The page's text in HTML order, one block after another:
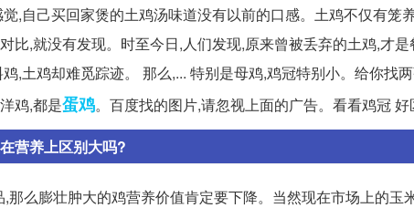
,自己买回家煲的土鸡汤味道没有以前的口感。土鸡不仅有笼
比,就没有发现。时至今日,人们发现,原来曾被丢弃的土鸡,才
,土鸡却难觅踪迹。 那么,... 特别是母鸡,鸡冠特别小。给你找
鸡,都是蛋鸡。百度找的图片,请忽视上面的广告。看看鸡冠 好
营养上区别大吗?
那么膨壮肿大的鸡营养价值肯定要下降。当然现在市场上的玉